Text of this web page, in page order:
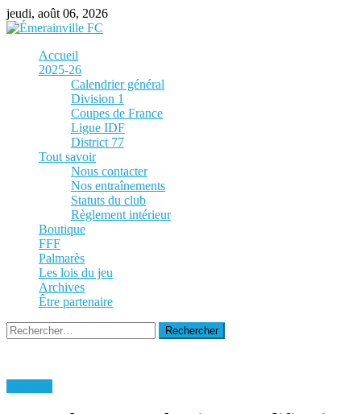
Skip
to
jeudi, août 06, 2026
Accueil
2025-26
Calendrier général
Division 1
Coupes de France
Ligue IDF
District 77
Tout savoir
Nous contacter
Nos entraînements
Statuts du club
Règlement intérieur
Boutique
FFF
Palmarès
Les lois du jeu
Archives
Être partenaire
Rechercher :